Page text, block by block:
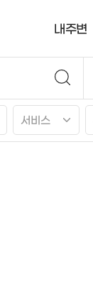
내주변
서비스